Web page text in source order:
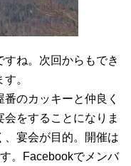
ね。次回からもでき
。
のカッキーと仲良く
をすることになりま
、宴会が目的。開催は
。Facebookでメンバ